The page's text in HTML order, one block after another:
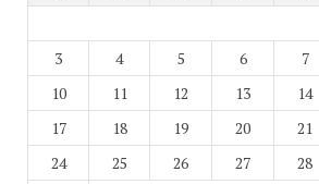
3
4 5 6 7
10
11 12 13 14
17
18 19 20 21
24
25 26 27 28